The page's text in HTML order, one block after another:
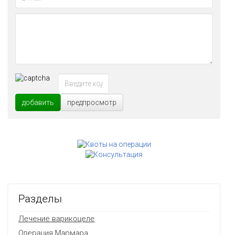
добавить предпросмотр
Разделы
Лечение варикоцеле
Операция Мармара